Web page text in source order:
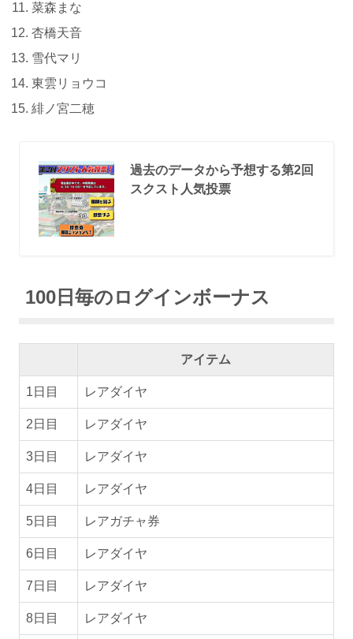
菜森まな
杏橋天音
雪代マリ
東雲リョウコ
緋ノ宮二穂
過去のデータから予想する第2回
スクスト人気投票
100日毎のログインボーナス
アイテム
1日目 レアダイヤ
2日目 レアダイヤ
3日目 レアダイヤ
4日目 レアダイヤ
5日目 レアガチャ券
6日目 レアダイヤ
7日目 レアダイヤ
8日目 レアダイヤ